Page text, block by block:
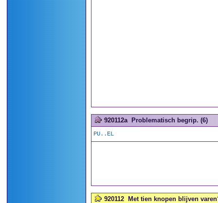
920112a Problematisch begrip. (6)
PU..EL
920112 Met tien knopen blijven